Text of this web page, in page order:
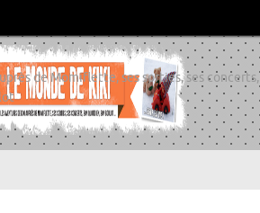
de Momiflette, ses sorties, ses concerts,